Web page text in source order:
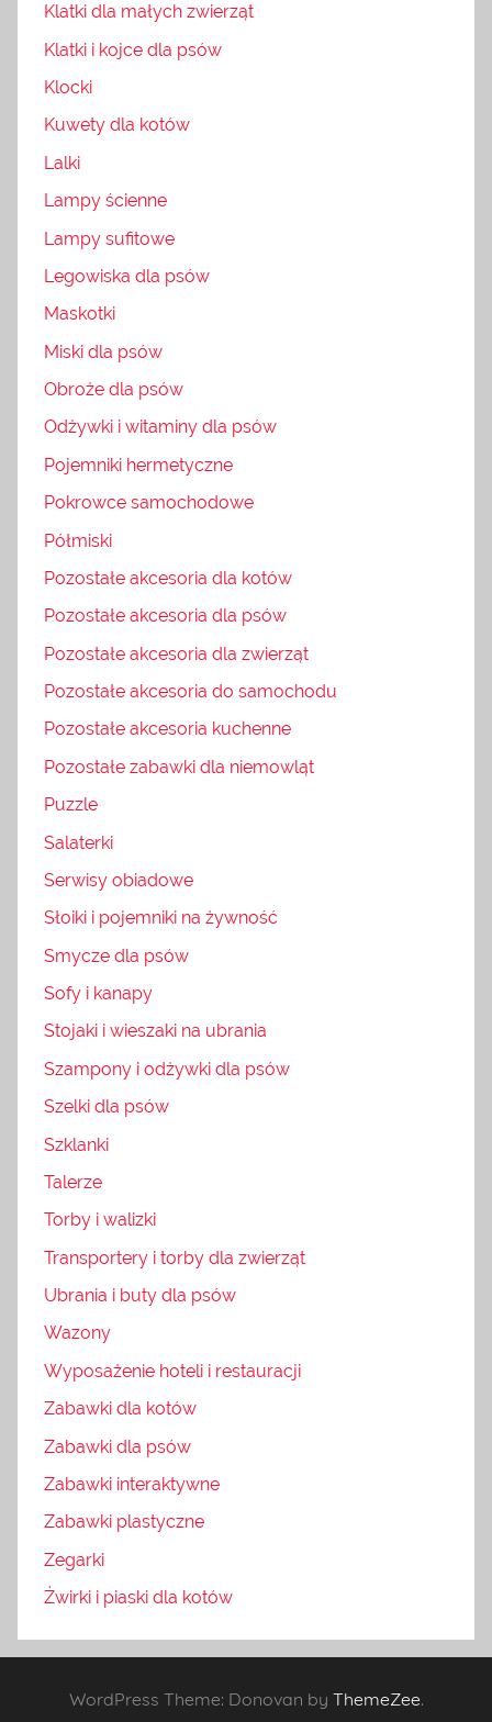
Klatki dla małych zwierząt
Klatki i kojce dla psów
Klocki
Kuwety dla kotów
Lalki
Lampy ścienne
Lampy sufitowe
Legowiska dla psów
Maskotki
Miski dla psów
Obroże dla psów
Odżywki i witaminy dla psów
Pojemniki hermetyczne
Pokrowce samochodowe
Półmiski
Pozostałe akcesoria dla kotów
Pozostałe akcesoria dla psów
Pozostałe akcesoria dla zwierząt
Pozostałe akcesoria do samochodu
Pozostałe akcesoria kuchenne
Pozostałe zabawki dla niemowląt
Puzzle
Salaterki
Serwisy obiadowe
Słoiki i pojemniki na żywność
Smycze dla psów
Sofy i kanapy
Stojaki i wieszaki na ubrania
Szampony i odżywki dla psów
Szelki dla psów
Szklanki
Talerze
Torby i walizki
Transportery i torby dla zwierząt
Ubrania i buty dla psów
Wazony
Wyposażenie hoteli i restauracji
Zabawki dla kotów
Zabawki dla psów
Zabawki interaktywne
Zabawki plastyczne
Zegarki
Żwirki i piaski dla kotów
WordPress Theme: Donovan by ThemeZee.